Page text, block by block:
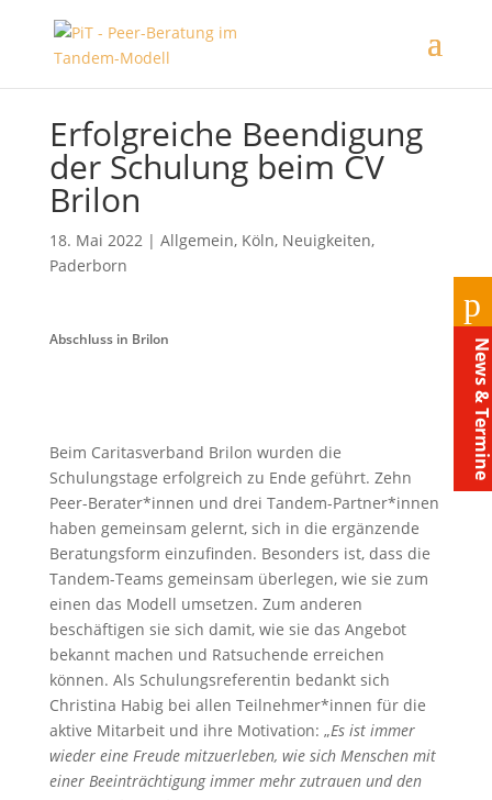
Erfolgreiche Beendigung
der Schulung beim CV
Brilon
18. Mai 2022| Allgemein, Köln, Neuigkeiten,
Paderborn
Abschluss in Brilon
Beim Caritasverband Brilon wurden die
Schulungstage erfolgreich zu Ende geführt. Zehn
Peer-Berater*innen und drei Tandem-Partner*innen
haben gemeinsam gelernt, sich in die ergänzende
Beratungsform einzufinden. Besonders ist, dass die
Tandem-Teams gemeinsam überlegen, wie sie zum
einen das Modell umsetzen. Zum anderen
beschäftigen sie sich damit, wie sie das Angebot
bekannt machen und Ratsuchende erreichen
können. Als Schulungsreferentin bedankt sich
Christina Habig bei allen Teilnehmer*innen für die
aktive Mitarbeit und ihre Motivation: „Es ist immer
wieder eine Freude mitzuerleben, wie sich Menschen mit
einer Beeinträchtigung immer mehr zutrauen und den
News